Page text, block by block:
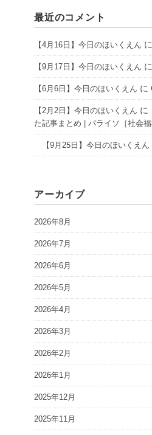
最近のコメント
【4月16日】今日のほいくえん に
【9月17日】今日のほいくえん に
【6月6日】今日のほいくえん に
【2月2日】今日のほいくえん に
た記事まとめ | パライソ［社会福
【9月25日】今日のほいくえん
アーカイブ
2026年8月
2026年7月
2026年6月
2026年5月
2026年4月
2026年3月
2026年2月
2026年1月
2025年12月
2025年11月